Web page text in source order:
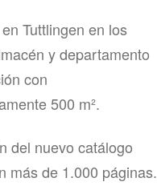
Tuttlingen en los
y departamento
con
500 m².
del nuevo catálogo
más de 1.000 páginas.